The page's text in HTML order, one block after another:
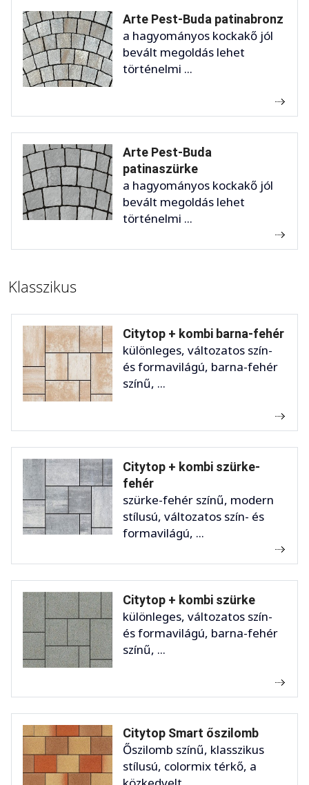
Arte Pest-Buda patinabronz
a hagyományos kockakő jól
bevált megoldás lehet
történelmi ...
Arte Pest-Buda
patinaszürke
a hagyományos kockakő jól
bevált megoldás lehet
történelmi ...
Klasszikus
Citytop + kombi barna-fehér
különleges, változatos szín-
és formavilágú, barna-fehér
színű, ...
Citytop + kombi szürke-
fehér
szürke-fehér színű, modern
stílusú, változatos szín- és
formavilágú, ...
Citytop + kombi szürke
különleges, változatos szín-
és formavilágú, barna-fehér
színű, ...
Citytop Smart őszilomb
Őszilomb színű, klasszikus
stílusú, colormix térkő, a